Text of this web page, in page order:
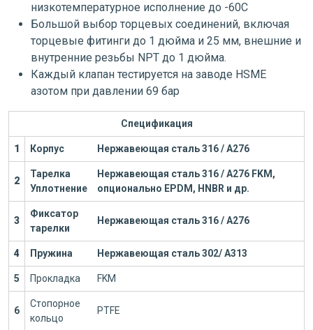
низкотемпературное исполнение до -60С
Большой выбор торцевых соединений, включая
торцевые фитинги до 1 дюйма и 25 мм, внешние и
внутренние резьбы NPT до 1 дюйма.
Каждый клапан тестируется на заводе HSME
азотом при давлении 69 бар
Спецификация
1 Корпус Нержавеющая сталь 316 / А276
2
Тарелка
Уплотнение
Нержавеющая сталь 316 / А276 FKM,
опционально EPDM, HNBR и др.
3
Фиксатор
тарелки
Нержавеющая сталь 316 / А276
4 Пружина Нержавеющая сталь 302/ А313
5 Прокладка FKM
6
Стопорное
кольцо
PTFE